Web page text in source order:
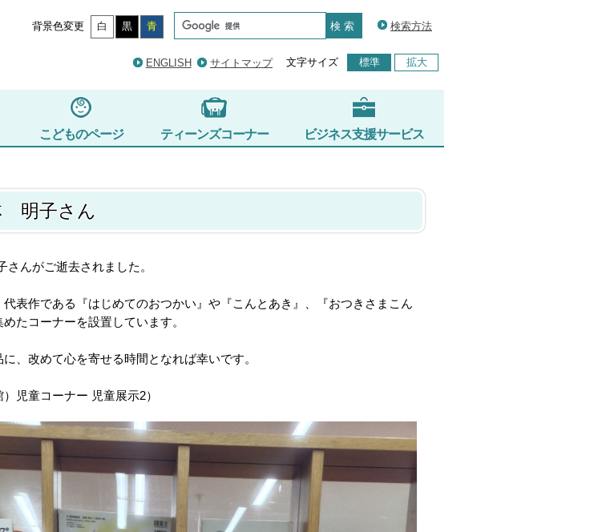
背景色変更 白 黒 青 検索方法
ENGLISH サイトマップ 文字サイズ 標準 拡大
こどものページ ティーンズコーナー ビジネス支援サービス
明子さん
んがご逝去されました。
表作である『はじめてのおつかい』や『こんとあき』、『おつきさまこん
たコーナーを設置しています。
、改めて心を寄せる時間となれば幸いです。
児童コーナー 児童展示2）